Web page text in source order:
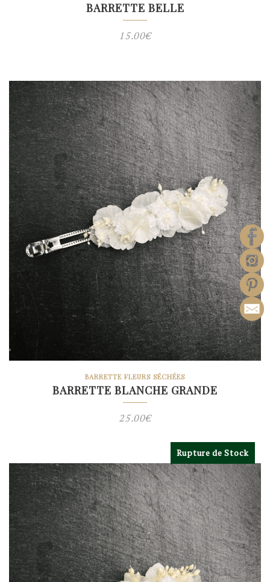
BARRETTE BELLE
15.00€
BARRETTE FLEURS SÉCHÉES
BARRETTE BLANCHE GRANDE
25.00€
Rupture de Stock